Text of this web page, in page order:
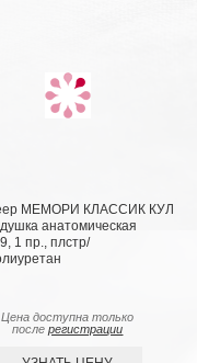
МЕМОРИ КЛАССИК КУЛ
анатомическая
1 пр., плстр/
Цена доступна только
послерегистрации